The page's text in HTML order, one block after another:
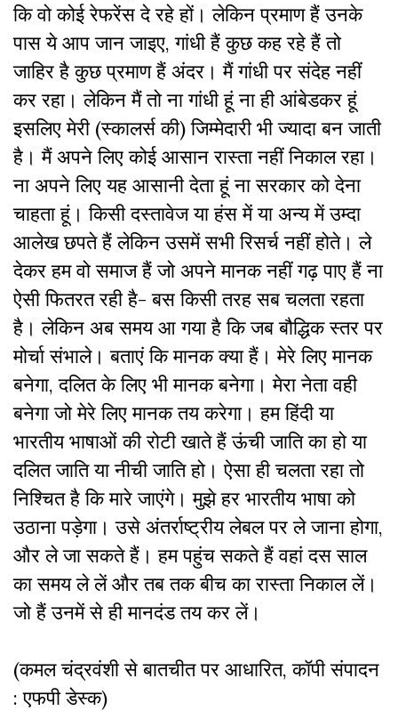
कि वो कोई रेफरेंस दे रहे हों। लेकिन प्रमाण हैं उनके
पास ये आप जान जाइए, गांधी हैं कुछ कह रहे हैं तो
जाहिर है कुछ प्रमाण हैं अंदर। मैं गांधी पर संदेह नहीं
कर रहा। लेकिन मैं तो ना गांधी हूं ना ही आंबेडकर हूं
इसलिए मेरी (स्कालर्स की) जिम्मेदारी भी ज्यादा बन जाती
है। मैं अपने लिए कोई आसान रास्ता नहीं निकाल रहा।
ना अपने लिए यह आसानी देता हूं ना सरकार को देना
चाहता हूं। किसी दस्तावेज या हंस में या अन्य में उम्दा
आलेख छपते हैं लेकिन उसमें सभी रिसर्च नहीं होते। ले
देकर हम वो समाज हैं जो अपने मानक नहीं गढ़ पाए हैं ना
ऐसी फितरत रही है- बस किसी तरह सब चलता रहता
है। लेकिन अब समय आ गया है कि जब बौद्धिक स्तर पर
मोर्चा संभाले। बताएं कि मानक क्या हैं। मेरे लिए मानक
बनेगा, दलित के लिए भी मानक बनेगा। मेरा नेता वही
बनेगा जो मेरे लिए मानक तय करेगा। हम हिंदी या
भारतीय भाषाओं की रोटी खाते हैं ऊंची जाति का हो या
दलित जाति या नीची जाति हो। ऐसा ही चलता रहा तो
निश्चित है कि मारे जाएंगे। मुझे हर भारतीय भाषा को
उठाना पड़ेगा। उसे अंतर्राष्ट्रीय लेबल पर ले जाना होगा,
और ले जा सकते हैं। हम पहुंच सकते हैं वहां दस साल
का समय ले लें और तब तक बीच का रास्ता निकाल लें।
जो हैं उनमें से ही मानदंड तय कर लें।
(कमल चंद्रवंशी से बातचीत पर आधारित, कॉपी संपादन
: एफपी डेस्क)